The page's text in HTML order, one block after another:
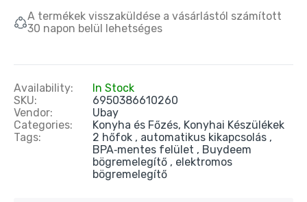
Oté Hordozható Szódagép 450 ml + 20 db
9.890 Ft 20.090 Ft
Oté Hordozható Szódagép 450 ml + 20 db
CO₂ patron – Kék
9.890 Ft 20.090 Ft
A termékek visszaküldése a vásárlástól számított
30 napon belül lehetséges
Availability:
In Stock
SKU:
6950386610260
Vendor:
Ubay
Categories:
Konyha és Főzés, Konyhai Készülékek
Tags:
2 hőfok
automatikus kikapcsolás
BPA‑mentes felület
Buydeem
bögremelegítő
elektromos
bögremelegítő